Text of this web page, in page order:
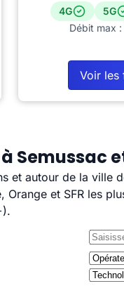
4G 5G
Débit max :
Voir les
Semussac
et autour de la ville
Orange et SFR les